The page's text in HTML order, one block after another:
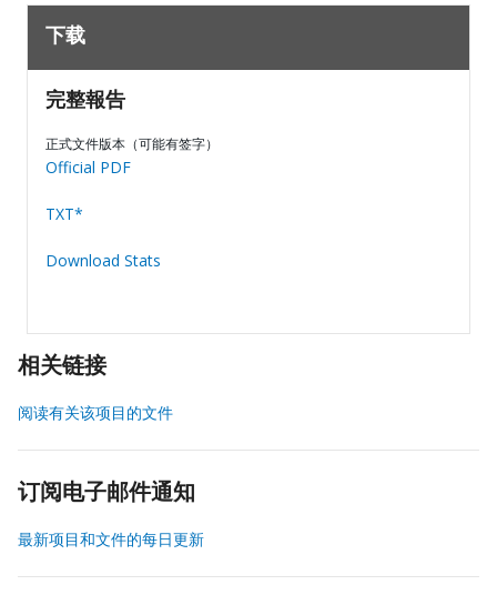
下载
完整報告
正式文件版本（可能有签字）
Official PDF
TXT*
Download Stats
相关链接
阅读有关该项目的文件
订阅电子邮件通知
最新项目和文件的每日更新